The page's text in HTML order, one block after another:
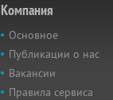
Компания
Основное
Публикации о нас
Вакансии
Правила сервиса